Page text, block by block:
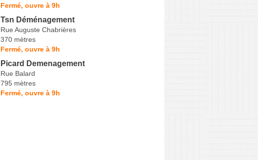
Fermé, ouvre à 9h
Tsn Déménagement
Rue Auguste Chabrières
370 mètres
Fermé, ouvre à 9h
Picard Demenagement
Rue Balard
795 mètres
Fermé, ouvre à 9h